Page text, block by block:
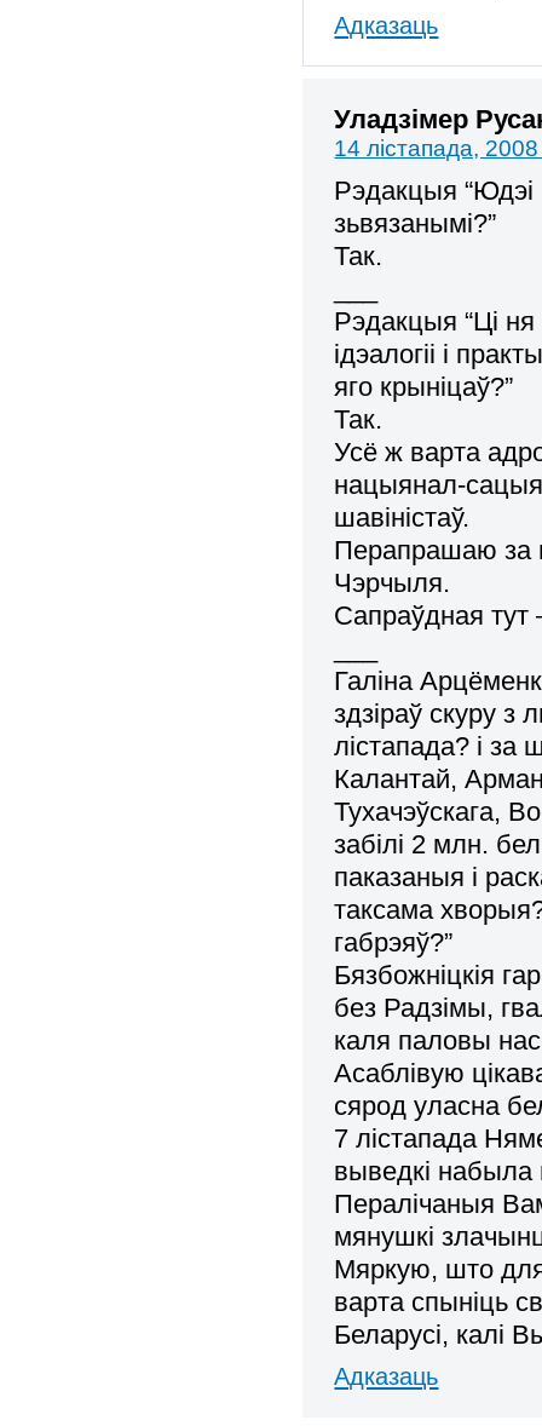
Адказаць
Уладзімер
14 лістапада,
Рэдакцыя “Юдэі
зьвязанымі?”
Так.
Рэдакцыя “Ці ня
ідэалогіі і
яго крыніцаў?”
Так.
Усё ж варта
нацыянал-
шавіністаў.
Перапрашаю за
Чэрчыля.
Сапраўдная тут
Галіна
здзіраў скуру з
лістапада? і
Калантай,
Тухачэўскага,
забілі 2 млн.
паказаныя і
таксама
габрэяў?”
Бязбожніцкія
без Радзімы,
каля паловы
Асаблівую
сярод уласна
7 лістапада
выведкі набыла
Пералічаныя
мянушкі
Мяркую, што для
варта спыніць
Беларусі, калі
Адказаць